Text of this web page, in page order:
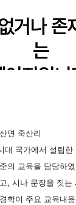
면 죽산리
대 국가에서 설립한
의 교육을 담당하
, 시나 문장을 짓는
학이 주요 교육내